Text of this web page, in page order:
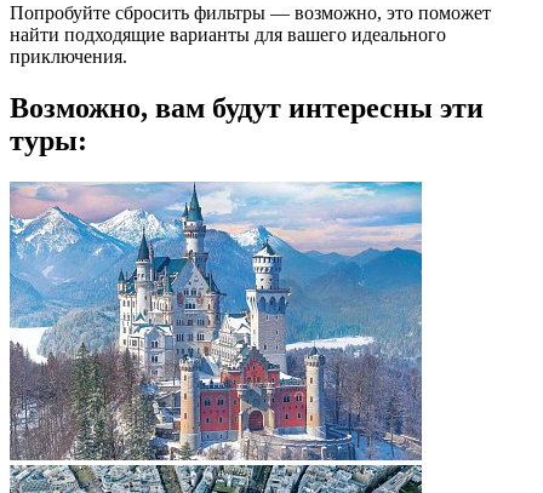
Попробуйте сбросить фильтры — возможно, это поможет
найти подходящие варианты для вашего идеального
приключения.
Возможно, вам будут интересны эти
туры: